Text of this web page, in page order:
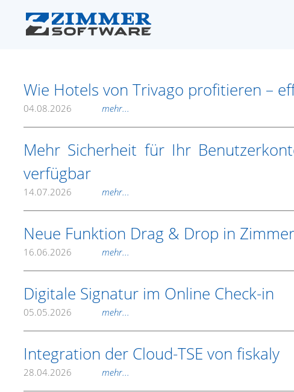
Wie Hotels von Trivago profitieren –
04.08.2026 mehr...
Mehr Sicherheit für Ihr
verfügbar
14.07.2026 mehr...
Neue Funktion Drag & Drop in
16.06.2026 mehr...
Digitale Signatur im Online Check-in
05.05.2026 mehr...
Integration der Cloud-TSE von fiskaly
28.04.2026 mehr...